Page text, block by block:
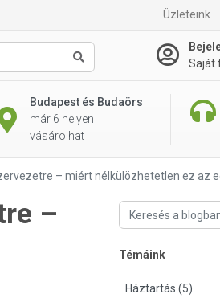
Üzleteink
Keresés
Saját
Budapest és Budaörs
már 6 helyen
vásárolhat
– miért nélkülözhetetlen ez az
–
Témáink
Háztartás (5)